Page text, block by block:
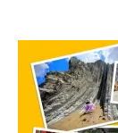
que
personas
comunidades